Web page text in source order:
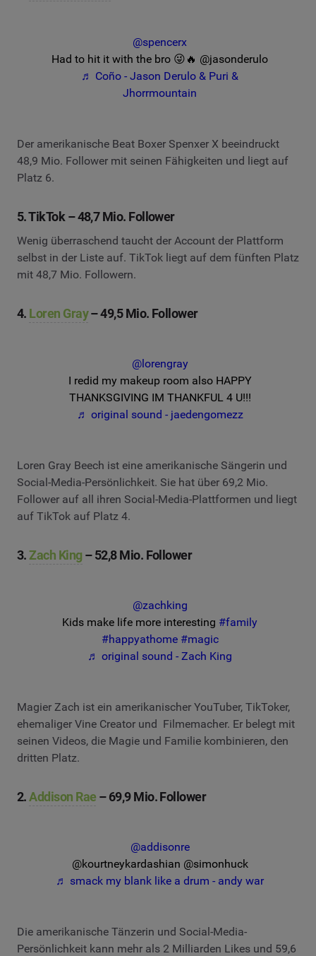
@spencerx
Had to hit it with the bro 😜🔥 @jasonderulo
♬ Coño - Jason Derulo & Puri &
Jhorrmountain
Der amerikanische Beat Boxer Spenxer X beeindruckt
48,9 Mio. Follower mit seinen Fähigkeiten und liegt auf
Platz 6.
5. TikTok – 48,7 Mio. Follower
Wenig überraschend taucht der Account der Plattform
selbst in der Liste auf. TikTok liegt auf dem fünften Platz
mit 48,7 Mio. Followern.
4. Loren Gray– 49,5 Mio. Follower
@lorengray
I redid my makeup room also HAPPY
THANKSGIVING IM THANKFUL 4 U!!!
♬ original sound - jaedengomezz
Loren Gray Beech ist eine amerikanische Sängerin und
Social-Media-Persönlichkeit. Sie hat über 69,2 Mio.
Follower auf all ihren Social-Media-Plattformen und liegt
auf TikTok auf Platz 4.
3.Zach King– 52,8 Mio. Follower
@zachking
Kids make life more interesting #family
#happyathome #magic
♬ original sound - Zach King
Magier Zach ist ein amerikanischer YouTuber, TikToker,
ehemaliger Vine Creator und Filmemacher. Er belegt mit
seinen Videos, die Magie und Familie kombinieren, den
dritten Platz.
2.Addison Rae – 69,9 Mio. Follower
@addisonre
@kourtneykardashian @simonhuck
♬ smack my blank like a drum - andy war
Die amerikanische Tänzerin und Social-Media-
Persönlichkeit kann mehr als 2 Milliarden Likes und 59,6